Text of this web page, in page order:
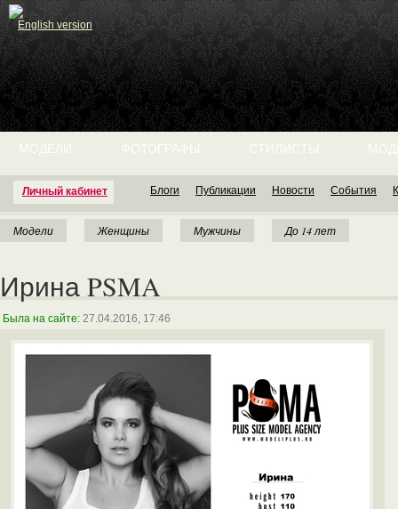
English version
Личный кабинет
МОДЕЛИ ФОТОГРАФЫ СТИЛИСТЫ
Блоги Публикации Новости События
Модели Женщины Мужчины До 14 лет
Ирина PSMA
Была на сайте: 27.04.2016, 17:46